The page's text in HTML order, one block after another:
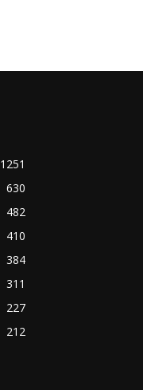
1251
630
482
410
384
311
227
212